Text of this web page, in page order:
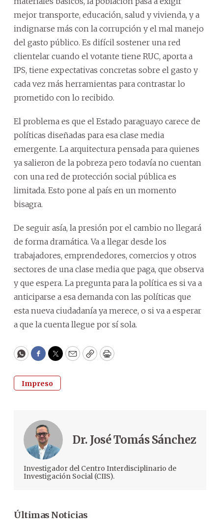
mejor transporte, educación, salud y vivienda, y a
indignarse más con la corrupción y el mal manejo
del gasto público. Es difícil sostener una red
clientelar cuando el votante tiene RUC, aporta a
IPS, tiene expectativas concretas sobre el gasto y
cada vez más herramientas para contrastar lo
prometido con lo recibido.
El problema es que el Estado paraguayo carece de
políticas diseñadas para esa clase media
emergente. La arquitectura pensada para quienes
ya salieron de la pobreza pero todavía no cuentan
con una red de protección social pública es
limitada. Esto pone al país en un momento
bisagra.
De seguir asía, la presión por el cambio no llegará
de forma dramática. Va a llegar desde los
trabajadores, emprendedores, comercios y otros
sectores de una clase media que paga, que observa
y que espera. La pregunta para la política es si va a
anticiparse a esa demanda con las políticas que
esta nueva ciudadanía ya merece, o si va a esperar
a que la cuenta llegue por sí sola.
WhatsApp
Facebook
Twitter
EmailCopyPrint
Impreso
Dr. José Tomás Sánchez
Investigador del Centro Interdisciplinario de
Investigación Social (CIIS).
Últimas Noticias